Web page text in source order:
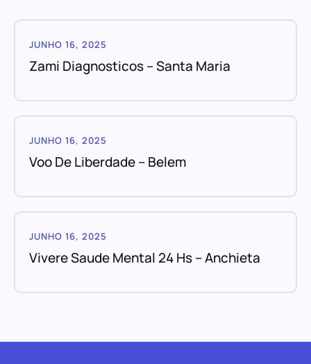
JUNHO 16, 2025
Zami Diagnosticos – Santa Maria
JUNHO 16, 2025
Voo De Liberdade – Belem
JUNHO 16, 2025
Vivere Saude Mental 24 Hs – Anchieta